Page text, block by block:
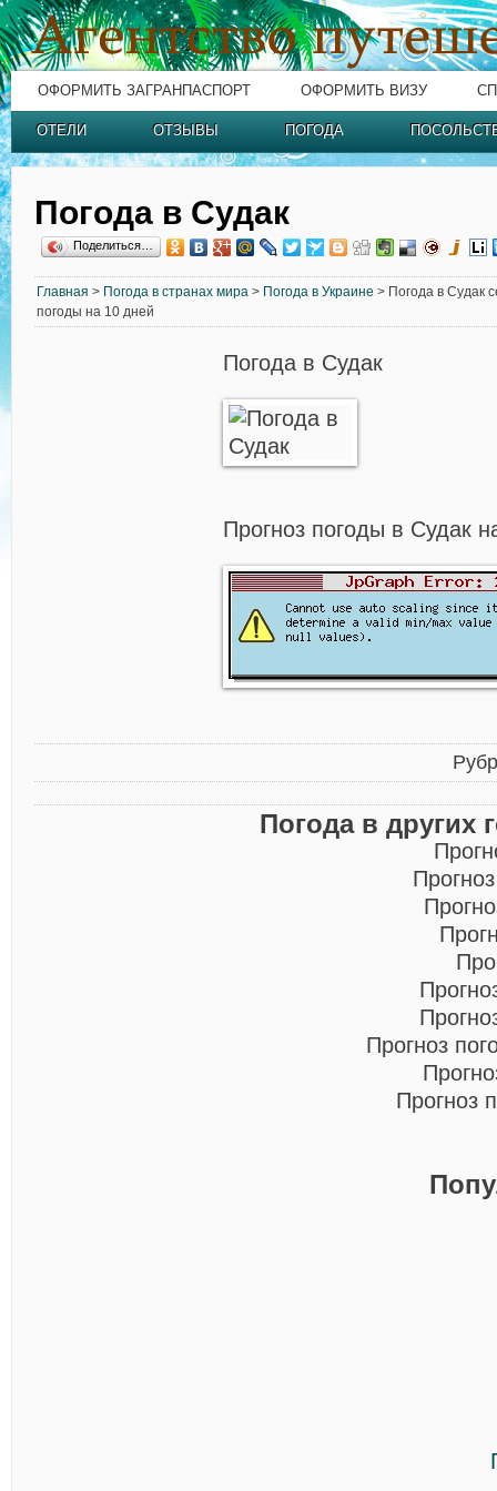
ОФОРМИТЬ ЗАГРАНПАСПОРТ ОФОРМИТЬ ВИЗУ
ОТЕЛИ ОТЗЫВЫ ПОГОДА
Погода в Судак
Поделиться…
Главная > Погода в странах мира > Погода в Украине > Погода в Судак
погоды на 10 дней
Погода в Судак
Прогноз погоды в Судак
Погода в других
Прогноз
Прогноз